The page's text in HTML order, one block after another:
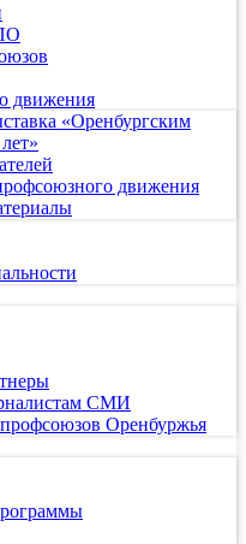
движения
«Оренбургским
движения
СМИ
Оренбуржья